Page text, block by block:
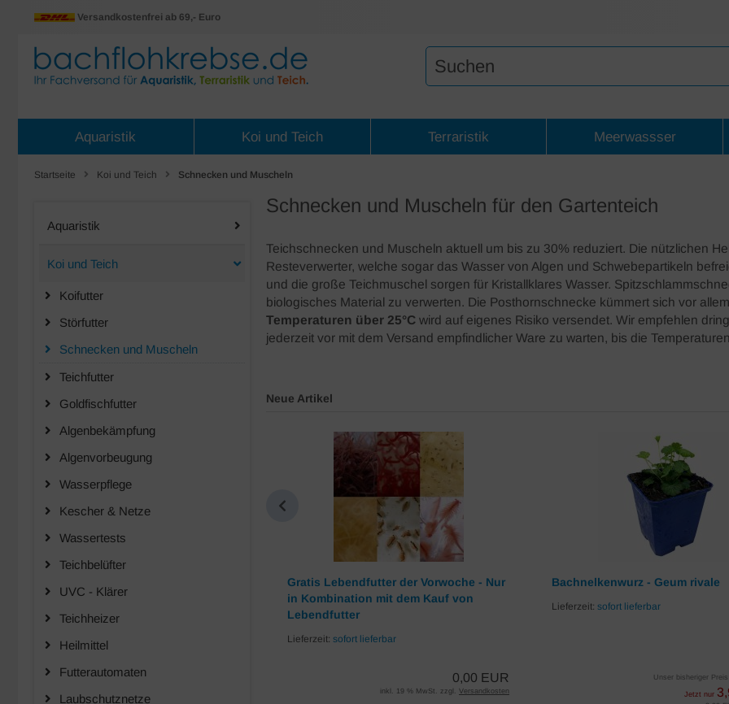
Versandkostenfrei ab 69,- Euro
Aquaristik Koi und Teich Terraristik Meerwassser
Startseite Koi und Teich Schnecken und Muscheln
Schnecken und Muscheln für den Gartenteich
Teichschnecken und Muscheln aktuell um bis zu 30% reduziert. Die nützlichen
Resteverwerter, welche sogar das Wasser von Algen und Schwebepartikeln
und die große Teichmuschel sorgen für Kristallklares Wasser.
biologisches Material zu verwerten. Die Posthornschnecke kümmert sich vor
Temperaturen über 25°C wird auf eigenes Risiko versendet. Wir empfehlen
jederzeit vor mit dem Versand empfindlicher Ware zu warten, bis die
Neue Artikel
inkl. 7 % MwSt. zzgl.
Gratis Lebendfutter der Vorwoche - Nur
in Kombination mit dem Kauf von
Lebendfutter
Lieferzeit: sofort lieferbar
0,00 EUR
inkl. 19 % MwSt. zzgl. Versandkosten
Bachnelkenwurz - Geum rivale
Lieferzeit: sofort lieferbar
Unser bisheriger Preis
Jetzt nur
Aquaristik
Koi und Teich
Koifutter
Störfutter
Schnecken und Muscheln
Teichfutter
Goldfischfutter
Algenbekämpfung
Algenvorbeugung
Wasserpflege
Kescher & Netze
Wassertests
Teichbelüfter
UVC - Klärer
Teichheizer
Heilmittel
Futterautomaten
Laubschutznetze